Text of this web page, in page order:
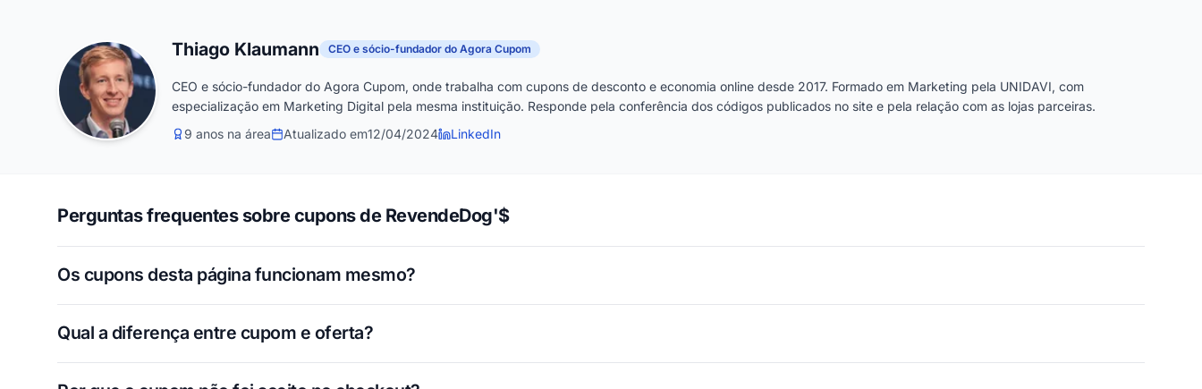
Thiago Klaumann CEO e sócio-fundador do Agora Cupom
CEO e sócio-fundador do Agora Cupom, onde trabalha com cupons de desconto e economia online desde 2017. Formado em Marketing pela UNIDAVI, com
especialização em Marketing Digital pela mesma instituição. Responde pela conferência dos códigos publicados no site e pela relação com as lojas parceiras.
9 anos na área
Atualizado em12/04/2024 LinkedIn
Perguntas frequentes sobre cupons de RevendeDog'$
Os cupons desta página funcionam mesmo?
Qual a diferença entre cupom e oferta?